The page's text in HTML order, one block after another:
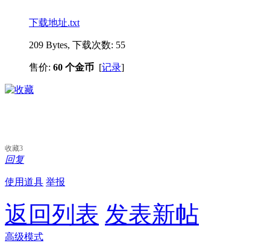
下载地址.txt
209 Bytes, 下载次数: 55
售价: 60 个金币 [记录]
收藏3
回复
使用道具 举报
返回列表 发表新帖
高级模式